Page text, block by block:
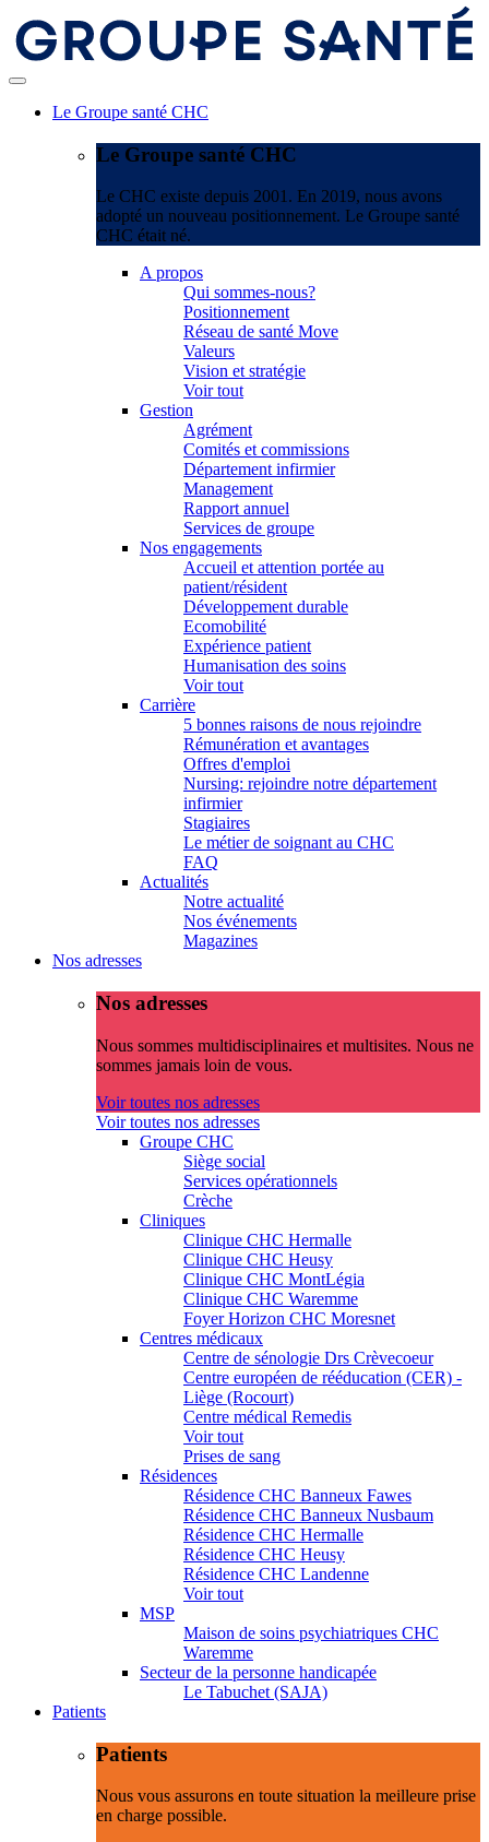
Le Groupe santé CHC
Le Groupe santé CHC
Le CHC existe depuis 2001. En 2019, nous avons
adopté un nouveau positionnement. Le Groupe santé
CHC était né.
A propos
Qui sommes-nous?
Positionnement
Réseau de santé Move
Valeurs
Vision et stratégie
Voir tout
Gestion
Agrément
Comités et commissions
Département infirmier
Management
Rapport annuel
Services de groupe
Nos engagements
Accueil et attention portée au
patient/résident
Développement durable
Ecomobilité
Expérience patient
Humanisation des soins
Voir tout
Carrière
5 bonnes raisons de nous rejoindre
Rémunération et avantages
Offres d'emploi
Nursing: rejoindre notre département
infirmier
Stagiaires
Le métier de soignant au CHC
FAQ
Actualités
Notre actualité
Nos événements
Magazines
Nos adresses
Nos adresses
Nous sommes multidisciplinaires et multisites. Nous ne
sommes jamais loin de vous.
Voir toutes nos adresses
Voir toutes nos adresses
Groupe CHC
Siège social
Services opérationnels
Crèche
Cliniques
Clinique CHC Hermalle
Clinique CHC Heusy
Clinique CHC MontLégia
Clinique CHC Waremme
Foyer Horizon CHC Moresnet
Centres médicaux
Centre de sénologie Drs Crèvecoeur
Centre européen de rééducation (CER) -
Liège (Rocourt)
Centre médical Remedis
Voir tout
Prises de sang
Résidences
Résidence CHC Banneux Fawes
Résidence CHC Banneux Nusbaum
Résidence CHC Hermalle
Résidence CHC Heusy
Résidence CHC Landenne
Voir tout
MSP
Maison de soins psychiatriques CHC
Waremme
Secteur de la personne handicapée
Le Tabuchet (SAJA)
Patients
Patients
Nous vous assurons en toute situation la meilleure prise
en charge possible.